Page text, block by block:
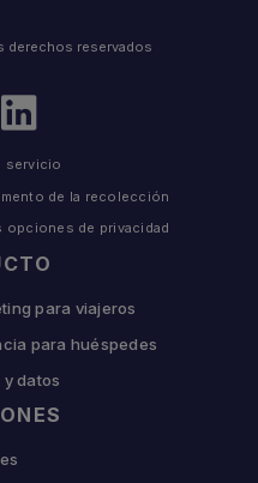
para viajeros
para huéspedes
datos
derechos reservados
servicio
de la recolección
opciones de privacidad